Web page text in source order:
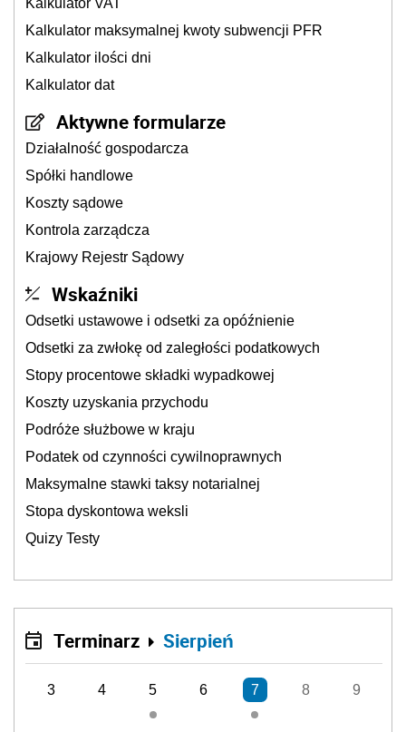
Kalkulator VAT
Kalkulator maksymalnej kwoty subwencji PFR
Kalkulator ilości dni
Kalkulator dat
Aktywne formularze
Działalność gospodarcza
Spółki handlowe
Koszty sądowe
Kontrola zarządcza
Krajowy Rejestr Sądowy
Wskaźniki
Odsetki ustawowe i odsetki za opóźnienie
Odsetki za zwłokę od zaległości podatkowych
Stopy procentowe składki wypadkowej
Koszty uzyskania przychodu
Podróże służbowe w kraju
Podatek od czynności cywilnoprawnych
Maksymalne stawki taksy notarialnej
Stopa dyskontowa weksli
Quizy Testy
Terminarz Sierpień
3 4 5 6 7 8 9